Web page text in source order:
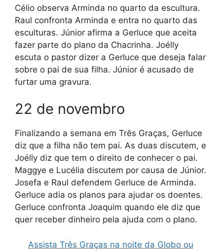
Célio observa Arminda no quarto da escultura.
Raul confronta Arminda e entra no quarto das
esculturas. Júnior afirma a Gerluce que aceita
fazer parte do plano da Chacrinha. Joélly
escuta o pastor dizer a Gerluce que deseja falar
sobre o pai de sua filha. Júnior é acusado de
furtar uma gravura.
22 de novembro
Finalizando a semana em Três Graças, Gerluce
diz que a filha não tem pai. As duas discutem, e
Joélly diz que tem o direito de conhecer o pai.
Maggye e Lucélia discutem por causa de Júnior.
Josefa e Raul defendem Gerluce de Arminda.
Gerluce adia os planos para ajudar os doentes.
Gerluce confronta Joaquim quando ele diz que
quer receber dinheiro pela ajuda com o plano.
Assista Três Graças na noite da Globo ou